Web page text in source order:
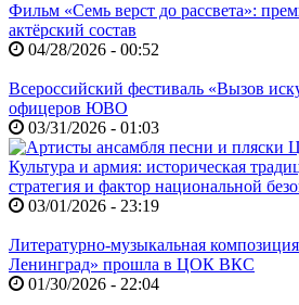
Фильм «Семь верст до рассвета»:
актёрский состав
04/28/2026 - 00:52
Всероссийский фестиваль «Вызов
офицеров ЮВО
03/31/2026 - 01:03
Культура и армия: историческая
стратегия и фактор национальной
03/01/2026 - 23:19
Литературно-музыкальная
Ленинград» прошла в ЦОК ВКС
01/30/2026 - 22:04